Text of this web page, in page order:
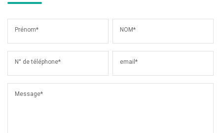
Prénom* NOM*
N° de téléphone* email*
Message*